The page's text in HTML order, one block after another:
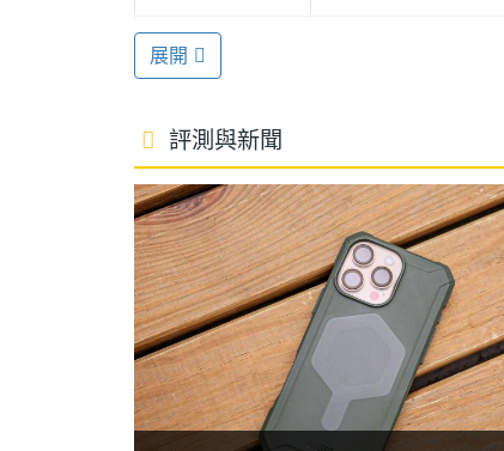
6 核心 CPU (2 個效能核心與 4 個節
高可提升 15% 速度、GPU 最高提升
Apple Intelligence
Apple iPhone 16 Pro Max 512GB 將
撰寫優化文句、錄音轉換逐字稿、生
聰明智慧的助理應用。Apple
言，部分語言包括中文在內，則是最
5 倍光學變焦鏡頭
Apple iPhone 16 Pro Max 512GB 後
ROM儲存空間
主螢幕尺寸 6.9 inch
主螢幕解析度 2868x1320 pixels
主螢幕最大亮度 2000 nits
主螢幕材質
主螢幕耐用性 超瓷晶盾
展開
評測與新聞